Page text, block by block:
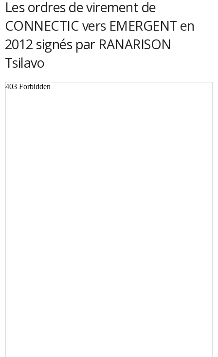
Les ordres de virement de
CONNECTIC vers EMERGENT en
2012 signés par RANARISON
Tsilavo